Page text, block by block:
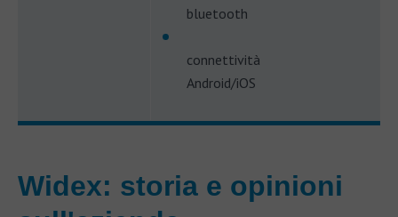
bluetooth
connettività
Android/iOS
Widex: storia e opinioni